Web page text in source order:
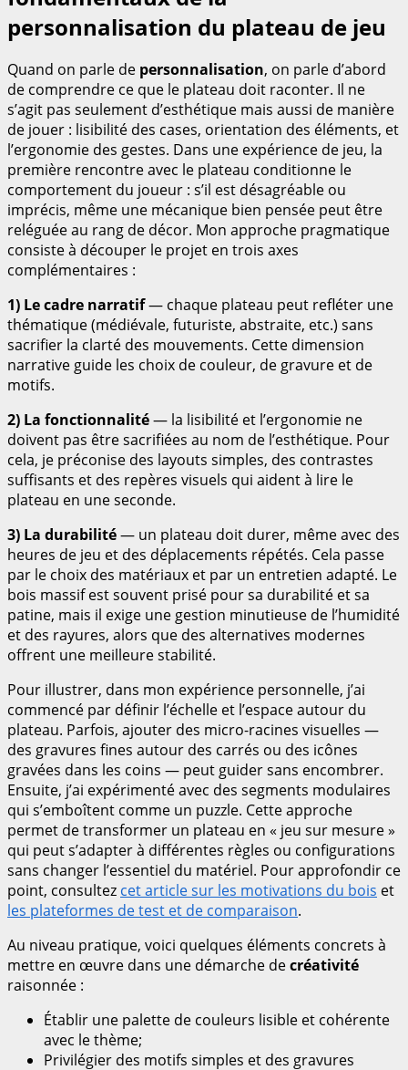
personnalisation du plateau de jeu
Quand on parle de personnalisation, on parle d’abord
de comprendre ce que le plateau doit raconter. Il ne
s’agit pas seulement d’esthétique mais aussi de manière
de jouer : lisibilité des cases, orientation des éléments, et
l’ergonomie des gestes. Dans une expérience de jeu, la
première rencontre avec le plateau conditionne le
comportement du joueur : s’il est désagréable ou
imprécis, même une mécanique bien pensée peut être
reléguée au rang de décor. Mon approche pragmatique
consiste à découper le projet en trois axes
complémentaires :
1) Le cadre narratif— chaque plateau peut refléter une
thématique (médiévale, futuriste, abstraite, etc.) sans
sacrifier la clarté des mouvements. Cette dimension
narrative guide les choix de couleur, de gravure et de
motifs.
2) La fonctionnalité— la lisibilité et l’ergonomie ne
doivent pas être sacrifiées au nom de l’esthétique. Pour
cela, je préconise des layouts simples, des contrastes
suffisants et des repères visuels qui aident à lire le
plateau en une seconde.
3) La durabilité— un plateau doit durer, même avec des
heures de jeu et des déplacements répétés. Cela passe
par le choix des matériaux et par un entretien adapté. Le
bois massif est souvent prisé pour sa durabilité et sa
patine, mais il exige une gestion minutieuse de l’humidité
et des rayures, alors que des alternatives modernes
offrent une meilleure stabilité.
Pour illustrer, dans mon expérience personnelle, j’ai
commencé par définir l’échelle et l’espace autour du
plateau. Parfois, ajouter des micro-racines visuelles —
des gravures fines autour des carrés ou des icônes
gravées dans les coins — peut guider sans encombrer.
Ensuite, j’ai expérimenté avec des segments modulaires
qui s’emboîtent comme un puzzle. Cette approche
permet de transformer un plateau en « jeu sur mesure »
qui peut s’adapter à différentes règles ou configurations
sans changer l’essentiel du matériel. Pour approfondir ce
point, consultez cet article sur les motivations du bois et
les plateformes de test et de comparaison.
Au niveau pratique, voici quelques éléments concrets à
mettre en œuvre dans une démarche decréativité
raisonnée :
Établir une palette de couleurs lisible et cohérente
avec le thème;
Privilégier des motifs simples et des gravures